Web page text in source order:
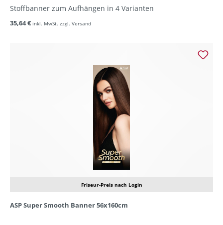
Stoffbanner zum Aufhängen in 4 Varianten
35,64 € inkl. MwSt. zzgl. Versand
Friseur-Preis nach Login
ASP Super Smooth Banner 56x160cm